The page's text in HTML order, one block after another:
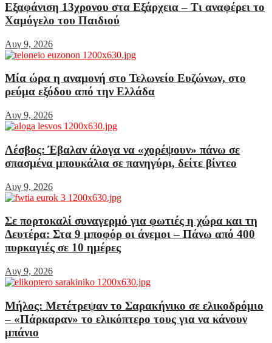
Εξαφάνιση 13χρονου στα Εξάρχεια – Τι αναφέρει το
Χαμόγελο του Παιδιού
Αυγ 9, 2026
Μία ώρα η αναμονή στο Τελωνείο Ευζώνων, στο
ρεύμα εξόδου από την Ελλάδα
Αυγ 9, 2026
Λέσβος: Έβαλαν άλογα να «χορέψουν» πάνω σε
σπασμένα μπουκάλια σε πανηγύρι, δείτε βίντεο
Αυγ 9, 2026
Σε πορτοκαλί συναγερμό για φωτιές η χώρα και τη
Δευτέρα: Στα 9 μποφόρ οι άνεμοι – Πάνω από 400
πυρκαγιές σε 10 ημέρες
Αυγ 9, 2026
Μήλος: Μετέτρεψαν το Σαρακήνικο σε ελικοδρόμιο
– «Πάρκαραν» το ελικόπτερο τους για να κάνουν
μπάνιο